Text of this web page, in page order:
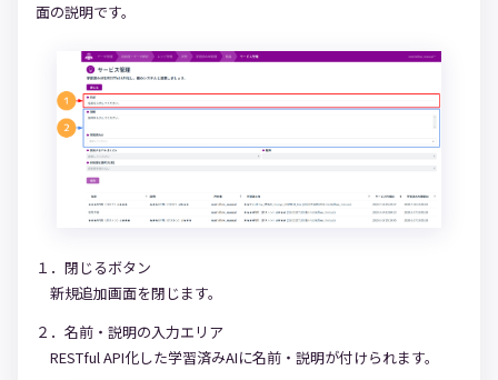
面の説明です。
１．閉じるボタン
新規追加画面を閉じます。
２．名前・説明の入力エリア
RESTful API化した学習済みAIに名前・説明が付けられます。